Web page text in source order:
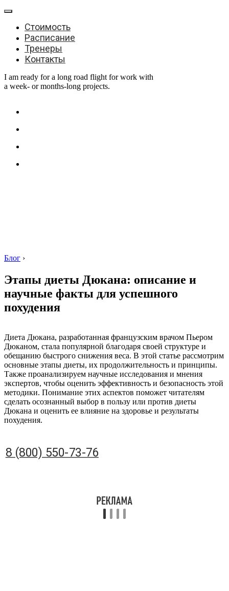
Стоимость
Расписание
Тренеры
Контакты
I am ready for a long road flight for work with
a week- or months-long projects.
Блог ›
Этапы диеты Дюкана: описание и
научные факты для успешного
похудения
Диета Дюкана, разработанная французским врачом Пьером
Дюканом, стала популярной благодаря своей структуре и
обещанию быстрого снижения веса. В этой статье рассмотрим
основные этапы диеты, их продолжительность и принципы.
Также проанализируем научные исследования и мнения
экспертов, чтобы оценить эффективность и безопасность этой
методики. Понимание этих аспектов поможет читателям
сделать осознанный выбор в пользу или против диеты
Дюкана и оценить ее влияние на здоровье и результаты
похудения.